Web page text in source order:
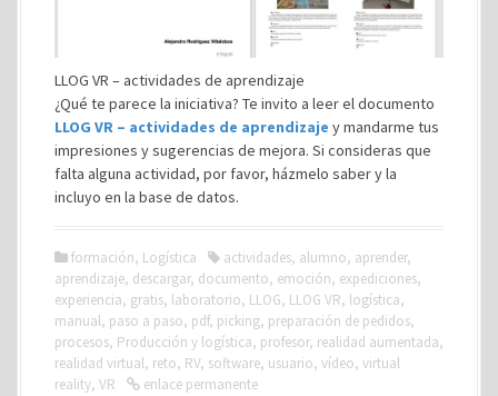
LLOG VR – actividades de aprendizaje
¿Qué te parece la iniciativa? Te invito a leer el documento
LLOG VR – actividades de aprendizaje y mandarme tus
impresiones y sugerencias de mejora. Si consideras que
falta alguna actividad, por favor, házmelo saber y la
incluyo en la base de datos.
formación, Logística actividades, alumno, aprender,
aprendizaje, descargar, documento, emoción, expediciones,
experiencia, gratis, laboratorio, LLOG, LLOG VR, logística,
manual, paso a paso, pdf, picking, preparación de pedidos,
procesos, Producción y logística, profesor, realidad aumentada,
realidad virtual, reto, RV, software, usuario, vídeo, virtual
reality, VR enlace permanente